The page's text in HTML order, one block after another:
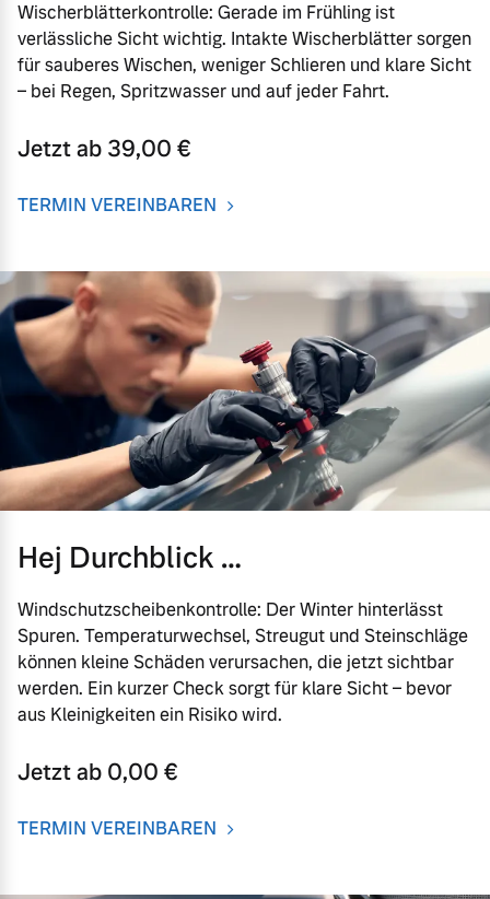
Wischerblätterkontrolle: Gerade im Frühling ist
verlässliche Sicht wichtig. Intakte Wischerblätter sorgen
für sauberes Wischen, weniger Schlieren und klare Sicht
– bei Regen, Spritzwasser und auf jeder Fahrt.
Jetzt ab 39,00 €
TERMIN VEREINBAREN
Hej Durchblick …
Windschutzscheibenkontrolle: Der Winter hinterlässt
Spuren. Temperaturwechsel, Streugut und Steinschläge
können kleine Schäden verursachen, die jetzt sichtbar
werden. Ein kurzer Check sorgt für klare Sicht – bevor
aus Kleinigkeiten ein Risiko wird.
Jetzt ab 0,00 €
TERMIN VEREINBAREN